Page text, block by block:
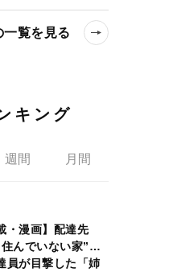
覧を見る
キング
週間 月間
・漫画】配達先
住んでいない家”…
員が目撃した「姉